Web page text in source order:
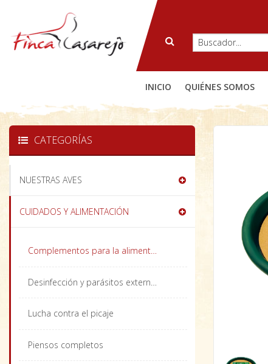
INICIO QUIÉNES SOMOS
CATEGORÍAS
NUESTRAS AVES
CUIDADOS Y ALIMENTACIÓN
Complementos para la alimentación
Desinfección y parásitos externos
Lucha contra el picaje
Piensos completos